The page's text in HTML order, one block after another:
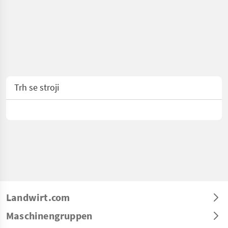
Trh se stroji
Landwirt.com
Maschinengruppen